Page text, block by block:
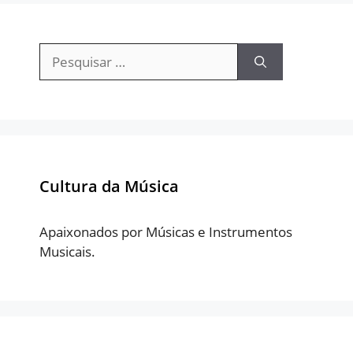
Pesquisar
por:
Cultura da Música
Apaixonados por Músicas e Instrumentos
Musicais.